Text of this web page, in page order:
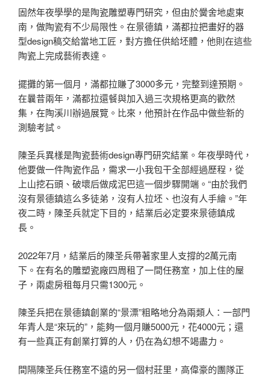
固然年夜學學的是陶瓷雕塑專門研究，但由於黌舍地處東
南，做陶瓷有不少局限性。在景德鎮，滿都拉把畫好的器
型design稿交給當地工匠，對方擔任供給坯體，他則在這些
陶瓷上完成藝術表達。
擺攤的第一個月，滿都拉賺了3000多元，完整到達預期。
在曩昔兩年，滿都拉還餐與加入過三次規格更高的歡然
集，在陶溪川辦過展覽。比來，他預計在作品中做些新的
測驗考試。
陳圣兵異樣是陶瓷藝術design專門研究結業。年夜學時代，
他要做一件陶瓷作品，需求一小我包干全部經過歷程，從
上山挖石頭、破壞后做成泥巴這一個步驟開端。“由於我們
沒有景德鎮這么多徒弟，沒有人拉坯、也沒有人手繪。”年
夜二時，陳圣兵就定下目的，結業后必定要來景德鎮成
長。
2022年7月，結業后的陳圣兵帶著家里人支撐的2萬元南
下。在有名的雕塑瓷廠四周租了一間任務室，加上住的屋
子，兩處房租每月只需1300元。
陳圣兵把在景德鎮創業的“景漂”粗略地分為兩類人：一部門
年青人是“來玩的”，能夠一個月賺5000元，花4000元；還
有一些真正有創業打算的人，仍在為幻想不竭盡力。
間隔陳圣兵任務室不遠的另一個村莊里，高偉豪的團隊正